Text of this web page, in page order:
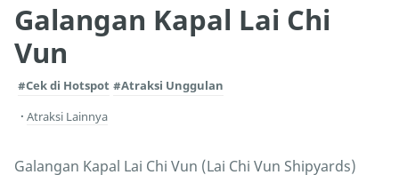
Galangan Kapal Lai Chi
Vun
#Cek di Hotspot #Atraksi Unggulan
Atraksi Lainnya
Galangan Kapal Lai Chi Vun (Lai Chi Vun Shipyards)